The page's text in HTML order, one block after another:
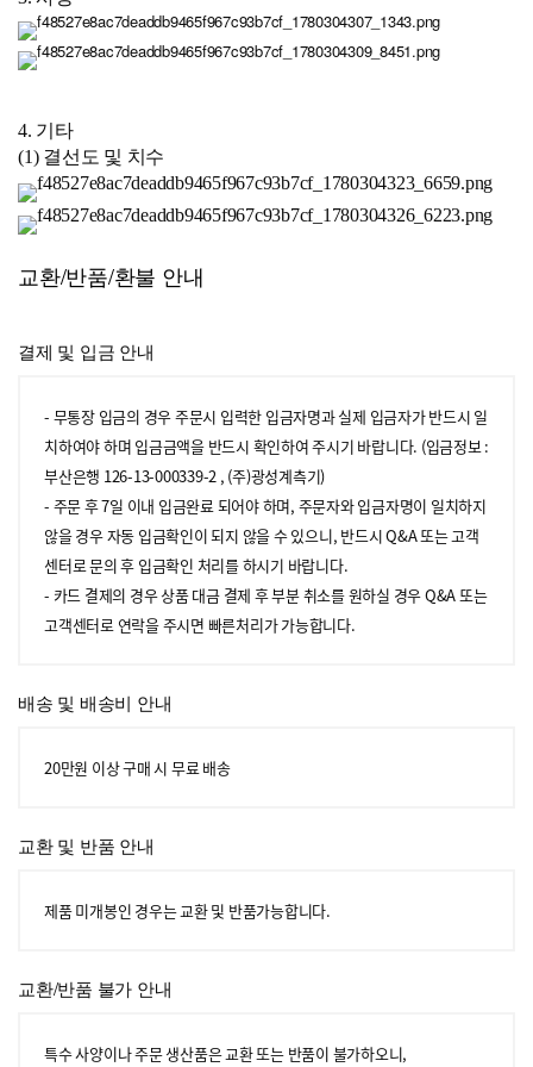
4. 기타
(1) 결선도 및 치수
교환/반품/환불 안내
결제 및 입금 안내
- 무통장 입금의 경우 주문시 입력한 입금자명과 실제 입금자가 반드시 일
치하여야 하며 입금금액을 반드시 확인하여 주시기 바랍니다. (입금정보 :
부산은행 126-13-000339-2 , (주)광성계측기)
- 주문 후 7일 이내 입금완료 되어야 하며, 주문자와 입금자명이 일치하지
않을 경우 자동 입금확인이 되지 않을 수 있으니, 반드시 Q&A 또는 고객
센터로 문의 후 입금확인 처리를 하시기 바랍니다.
- 카드 결제의 경우 상품 대금 결제 후 부분 취소를 원하실 경우 Q&A 또는
고객센터로 연락을 주시면 빠른처리가 가능합니다.
배송 및 배송비 안내
20만원 이상 구매 시 무료 배송
교환 및 반품 안내
제품 미개봉인 경우는 교환 및 반품가능합니다.
교환/반품 불가 안내
특수 사양이나 주문 생산품은 교환 또는 반품이 불가하오니,